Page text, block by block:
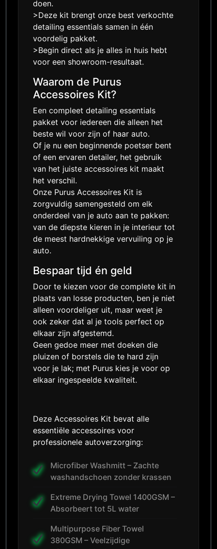
doen.
>Deze kit brengt onze best verkochte
detailing essentials samen in één
voordelig pakket.
>Begin direct als je alles in huis hebt
voor een showroom-resultaat.
Waarom de Purus
Accessoires Kit?
Een compleet detailing essentials
pakket voor iedereen die alleen het
beste wil voor zijn of haar auto.
Of je nu een beginnende poetser bent
of een ervaren detailer, het gebruik
van het juiste accessoires kit maakt
het verschil.
Onze Purus Accessoires Kit is
zorgvuldig samengesteld om elk
onderdeel van je auto aan te pakken:
van de diepste kieren in je interieur tot
de meest hardnekkige vervuiling op je
auto.
Bespaar tijd én geld
Door te kiezen voor de complete kit in
plaats van losse producten, ben je niet
alleen voordeliger uit, maar weet je
ook zeker dat al je tools perfect op
elkaar zijn afgestemd.
Geen gedoe meer met doeken die
pluizen of borstels die te hard zijn
voor je lak; met Purus kies je voor op
elkaar ingespeelde kwaliteit.
Deze Accessoires Kit bevat alle
essentiële accessoires voor
professionele autoverzorging:
Microfiber Washmitt – Zachte
washandschoen zonder krassen
Extreme Drying Towel 1400GSM –
Absorbeert tot 5L water
Multipurpose Fiber Towel
380GSM – Veelzijdige